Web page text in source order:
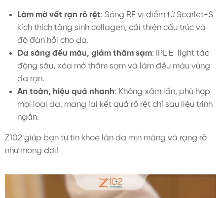
Làm mờ vết rạn rõ rệt: Sóng RF vi điểm từ Scarlet-S
kích thích tăng sinh collagen, cải thiện cấu trúc và
độ đàn hồi cho da.
Da sáng đều màu, giảm thâm sạm: IPL E-light tác
động sâu, xóa mờ thâm sạm và làm đều màu vùng
da rạn.
An toàn, hiệu quả nhanh: Không xâm lấn, phù hợp
mọi loại da, mang lại kết quả rõ rệt chỉ sau liệu trình
ngắn.
Z102 giúp bạn tự tin khoe làn da mịn màng và rạng rỡ
như mong đợi!